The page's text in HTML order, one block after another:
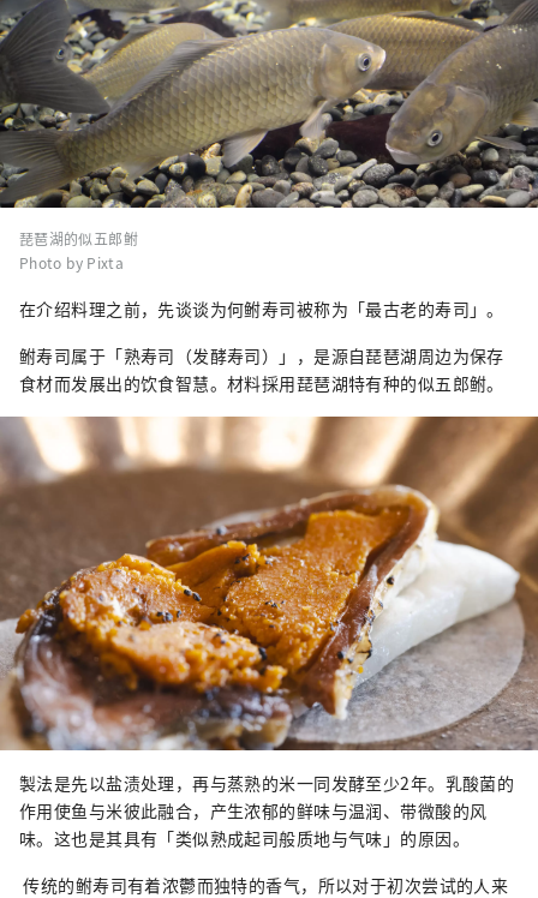
琵琶湖的似五郎鲋
Photo by Pixta
在介绍料理之前，先谈谈为何鲋寿司被称为「最古老的寿司」。
鲋寿司属于「熟寿司（发酵寿司）」，是源自琵琶湖周边为保存
食材而发展出的饮食智慧。材料採用琵琶湖特有种的似五郎鲋。
製法是先以盐渍处理，再与蒸熟的米一同发酵至少2年。乳酸菌的
作用使鱼与米彼此融合，产生浓郁的鲜味与温润、带微酸的风
味。这也是其具有「类似熟成起司般质地与气味」的原因。
传统的鲋寿司有着浓鬱而独特的香气，所以对于初次尝试的人来